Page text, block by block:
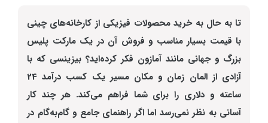
تا به حال به خرید محصولات فیزیکی از کارخانه‌های چینی
با قیمت بسیار مناسب و فروش آن در یک مارکت پلیس
بزرگ و جهانی مانند آمازون فکر کرده‌اید؟ بیزینسی که با
آزادی از المان زمان و مکان مسیر یک کسب درآمد 24
ساعته و دلاری را برای شما فراهم می‌کند. هر چند کار
آسانی به نظر نمی‌رسد اما اگر راهنمای جامع و گام‌به‌گام در